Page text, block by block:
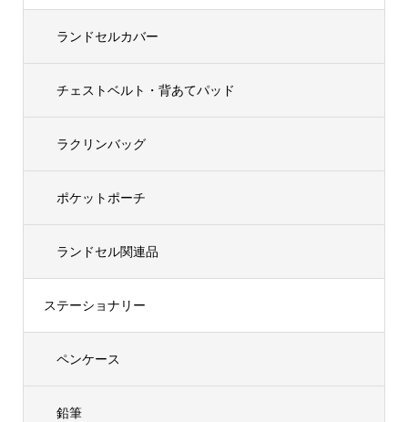
ランドセルカバー
チェストベルト・背あてパッド
ラクリンバッグ
ポケットポーチ
ランドセル関連品
ステーショナリー
ペンケース
鉛筆